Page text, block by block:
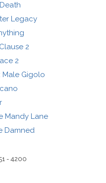
Legacy
2
2
Male Gigolo
Mandy Lane
Damned
- 4200